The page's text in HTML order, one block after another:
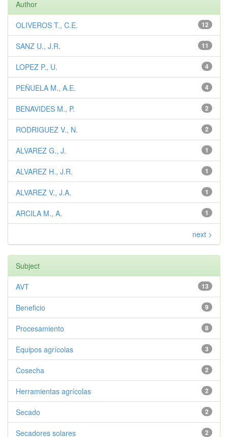
Author
12
OLIVEROS T., C.E.
11
SANZ U., J.R.
4
LOPEZ P., U.
4
PEÑUELA M., A.E.
2
BENAVIDES M., P.
2
RODRIGUEZ V., N.
1
ALVAREZ G., J.
1
ALVAREZ H., J.R.
1
ALVAREZ V., J.A.
1
ARCILA M., A.
next >
Subject
13
AVT
9
Beneficio
8
Procesamiento
3
Equipos agrícolas
2
Cosecha
2
Herramientas agrícolas
2
Secado
2
Secadores solares